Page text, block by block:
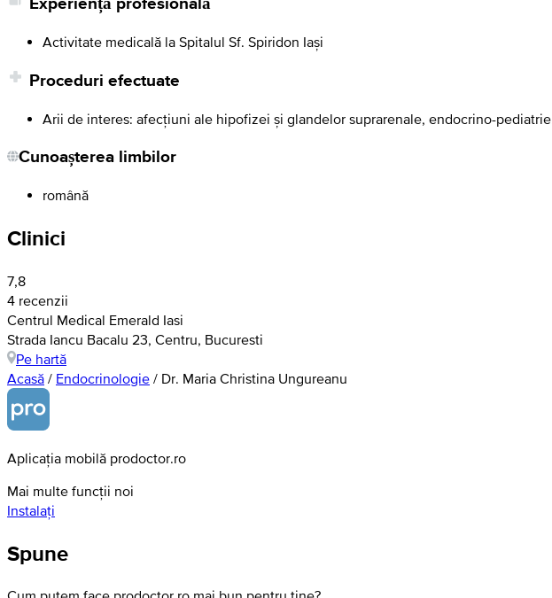
Activitate medicală la Spitalul Sf. Spiridon Iași
Proceduri efectuate
Arii de interes: afecțiuni ale hipofizei și glandelor suprarenale, endocrino-pediatrie.
Cunoașterea limbilor
română
Clinici
7,8
4 recenzii
Centrul Medical Emerald Iasi
Strada Iancu Bacalu 23, Centru, Bucuresti
Pe hartă
Acasă / Endocrinologie / Dr. Maria Christina Ungureanu
Aplicația mobilă prodoctor.ro
Mai multe funcții noi
Instalați
Spune